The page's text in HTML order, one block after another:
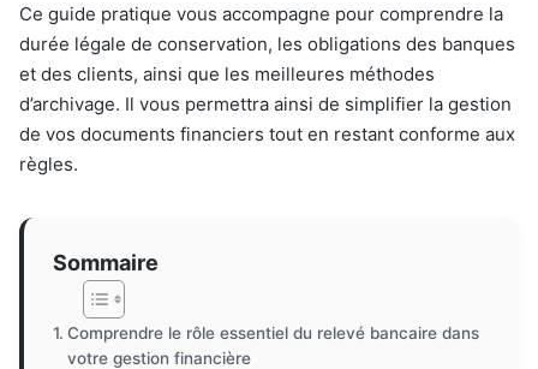
Ce guide pratique vous accompagne pour comprendre la
durée légale de conservation, les obligations des banques
et des clients, ainsi que les meilleures méthodes
d’archivage. Il vous permettra ainsi de simplifier la gestion
de vos documents financiers tout en restant conforme aux
règles.
Sommaire
Comprendre le rôle essentiel du relevé bancaire dans
votre gestion financière